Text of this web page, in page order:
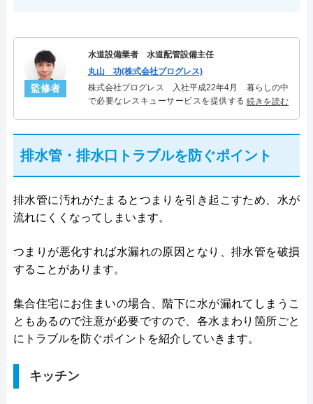
監修者
水道設備業者 水道配管設備主任
丸山 功(株式会社プログレス)
株式会社プログレス 入社平成22年4月 暮らしの中
で必要なレスキューサービスを提供する株式会社プ
シャリスト。
続きを読む
排水管・排水口トラブルを防ぐポイント
排水管に汚れがたまるとつまりを引き起こすため、水が
流れにくくなってしまいます。
つまりが悪化すれば水漏れの原因となり、排水管を破損
することがあります。
集合住宅にお住まいの場合、階下に水が漏れてしまうこ
ともあるので注意が必要ですので、各水まわり箇所ごと
にトラブルを防ぐポイントを紹介していきます。
キッチン